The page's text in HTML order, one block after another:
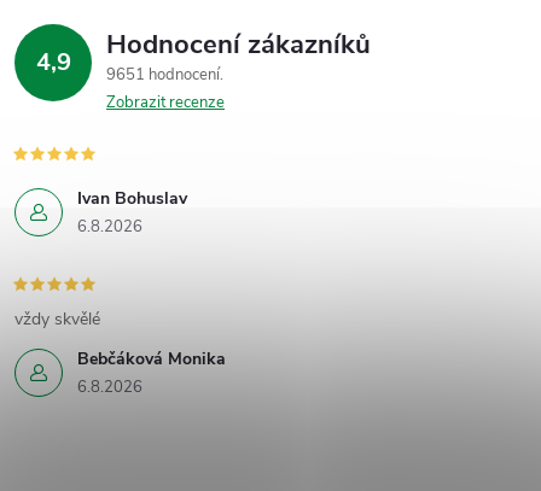
4,9 Hodnocení zákazníků
9651 hodnocení
Zobrazit recenze
Ivan Bohuslav
6.8.2026
Bebčáková Monika
6.8.2026
vždy skvělé